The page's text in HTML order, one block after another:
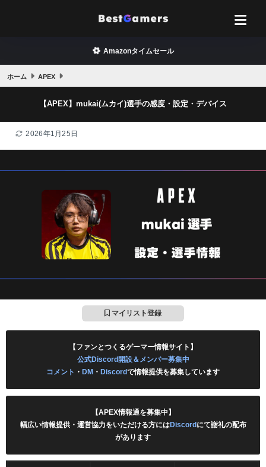
Amazonタイムセール
ホーム APEX
【APEX】mukai(ムカイ)選手の感度・設定・デバイス
2026年1月25日
マイリスト登録
【ファンとつくるゲーマー情報サイト】
公式Discord開設＆メンバー募集中
コメント ・ DM ・ Discordで情報提供を募集しています
【APEX情報通を募集中】
幅広い情報提供・運営協力をいただける方にはDiscordにて謝礼の配布
があります